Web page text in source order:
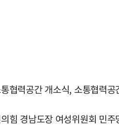
협력공간 개소식, 소통협력공
경남도장 여성위원회 민주